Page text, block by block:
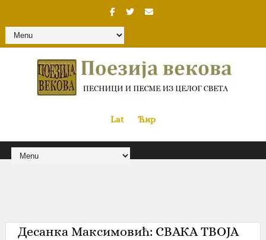
Lat« Ћир
Десанка Максимовић: СВАКА ТВОЈА